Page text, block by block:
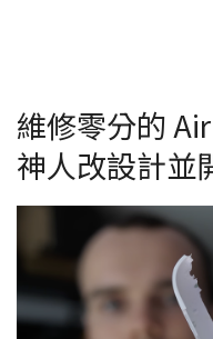
維修零分的
神人改設計並